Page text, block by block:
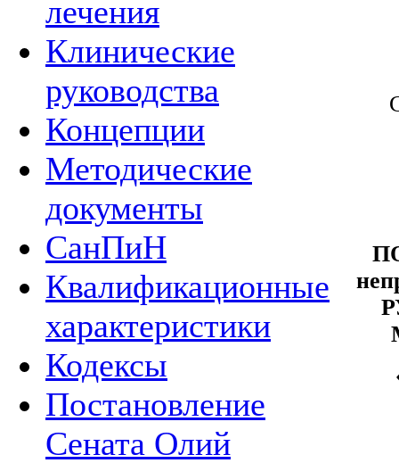
лечения
Клинические
руководства
Концепции
Методические
документы
СанПиН
Квалификационные
характеристики
Кодексы
Постановление
Сената Олий